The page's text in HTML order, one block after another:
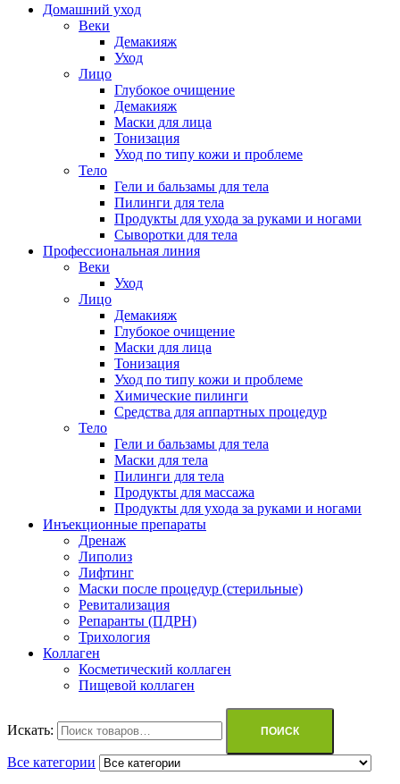
Домашний уход
Веки
Демакияж
Уход
Лицо
Глубокое очищение
Демакияж
Маски для лица
Тонизация
Уход по типу кожи и проблеме
Тело
Гели и бальзамы для тела
Пилинги для тела
Продукты для ухода за руками и ногами
Сыворотки для тела
Профессиональная линия
Веки
Уход
Лицо
Демакияж
Глубокое очищение
Маски для лица
Тонизация
Уход по типу кожи и проблеме
Химические пилинги
Средства для аппартных процедур
Тело
Гели и бальзамы для тела
Маски для тела
Пилинги для тела
Продукты для массажа
Продукты для ухода за руками и ногами
Инъекционные препараты
Дренаж
Липолиз
Лифтинг
Маски после процедур (стерильные)
Ревитализация
Репаранты (ПДРН)
Трихология
Коллаген
Косметический коллаген
Пищевой коллаген
Искать: ПОИСК
Все категории